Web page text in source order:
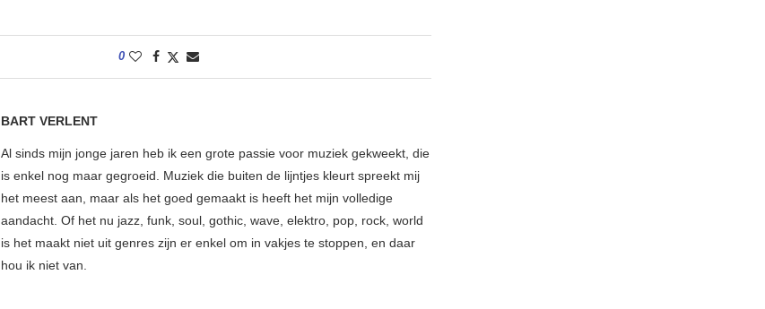
0
BART VERLENT
Al sinds mijn jonge jaren heb ik een grote passie voor muziek gekweekt, die
is enkel nog maar gegroeid. Muziek die buiten de lijntjes kleurt spreekt mij
het meest aan, maar als het goed gemaakt is heeft het mijn volledige
aandacht. Of het nu jazz, funk, soul, gothic, wave, elektro, pop, rock, world
is het maakt niet uit genres zijn er enkel om in vakjes te stoppen, en daar
hou ik niet van.